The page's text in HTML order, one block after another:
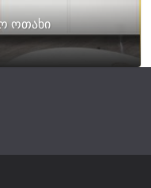
ოთახი